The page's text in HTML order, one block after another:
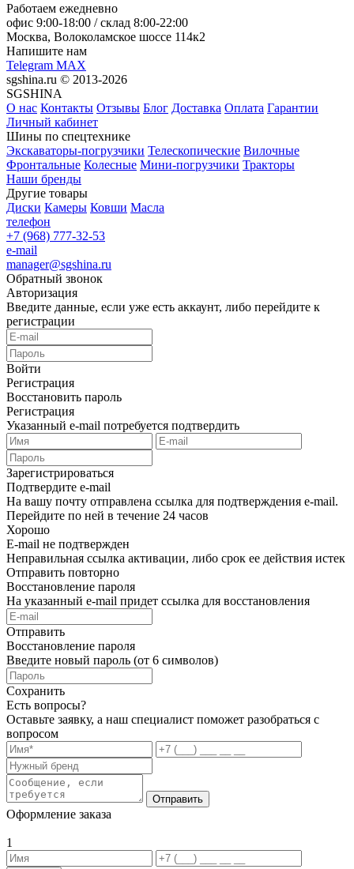
Работаем ежедневно
офис 9:00-18:00 / склад 8:00-22:00
Москва, Волоколамское шоссе 114к2
Напишите нам
Telegram MAX
sgshina.ru © 2013-2026
SGSHINA
О нас Контакты Отзывы Блог Доставка Оплата Гарантии
Личный кабинет
Шины по спецтехнике
Экскаваторы-погрузчики Телескопические Вилочные
Фронтальные Колесные Мини-погрузчики Тракторы
Наши бренды
Другие товары
Диски Камеры Ковши Масла
телефон
+7 (968) 777-32-53
e-mail
manager@sgshina.ru
Обратный звонок
Авторизация
Введите данные, если уже есть аккаунт, либо перейдите к
регистрации
Войти
Регистрация
Восстановить пароль
Регистрация
Указанный e-mail потребуется подтвердить
Зарегистрироваться
Подтвердите e-mail
На вашу почту отправлена ссылка для подтверждения e-mail.
Перейдите по ней в течение 24 часов
Хорошо
E-mail не подтвержден
Неправильная ссылка активации, либо срок ее действия истек
Отправить повторно
Восстановление пароля
На указанный e-mail придет ссылка для восстановления
Отправить
Восстановление пароля
Введите новый пароль (от 6 символов)
Сохранить
Есть вопросы?
Оставьте заявку, а наш специалист поможет разобраться с
вопросом
Отправить
Оформление заказа
1